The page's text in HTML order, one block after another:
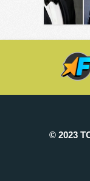
© 2023